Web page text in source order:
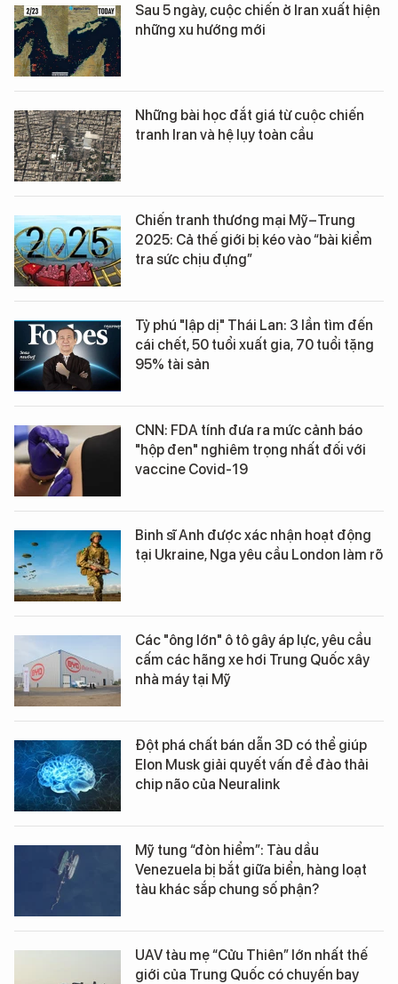
Sau 5 ngày, cuộc chiến ở Iran xuất hiện
những xu hướng mới
Những bài học đắt giá từ cuộc chiến
tranh Iran và hệ lụy toàn cầu
Chiến tranh thương mại Mỹ–Trung
2025: Cả thế giới bị kéo vào “bài kiểm
tra sức chịu đựng”
Tỷ phú "lập dị" Thái Lan: 3 lần tìm đến
cái chết, 50 tuổi xuất gia, 70 tuổi tặng
95% tài sản
CNN: FDA tính đưa ra mức cảnh báo
"hộp đen" nghiêm trọng nhất đối với
vaccine Covid-19
Binh sĩ Anh được xác nhận hoạt động
tại Ukraine, Nga yêu cầu London làm rõ
Các "ông lớn" ô tô gây áp lực, yêu cầu
cấm các hãng xe hơi Trung Quốc xây
nhà máy tại Mỹ
Đột phá chất bán dẫn 3D có thể giúp
Elon Musk giải quyết vấn đề đào thải
chip não của Neuralink
Mỹ tung “đòn hiểm”: Tàu dầu
Venezuela bị bắt giữa biển, hàng loạt
tàu khác sắp chung số phận?
UAV tàu mẹ “Cửu Thiên” lớn nhất thế
giới của Trung Quốc có chuyến bay